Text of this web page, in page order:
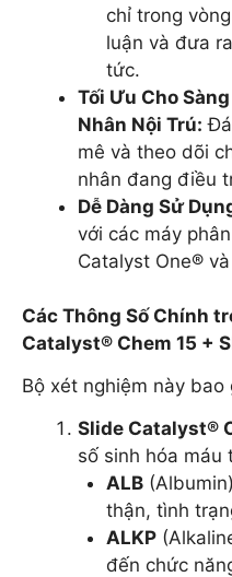
chỉ trong
luận và đưa
tức.
Tối Ưu Cho
Nhân Nội Trú:
mê và theo dõi
nhân đang điều
Dễ Dàng Sử
với các máy
Catalyst One®
Các Thông Số Chính
Catalyst® Chem 15 +
Bộ xét nghiệm này bao
Slide Catalyst®
số sinh hóa máu
ALB
thận, tình
ALKP
đến chức